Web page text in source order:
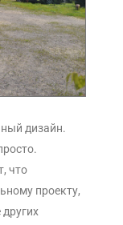
дизайн.
что
проекту,